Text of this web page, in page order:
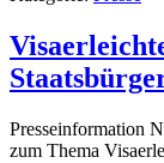
Presseinformation
zum Thema